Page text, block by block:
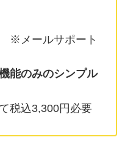
メールサポート
能のみのシンプル
税込3,300円必要